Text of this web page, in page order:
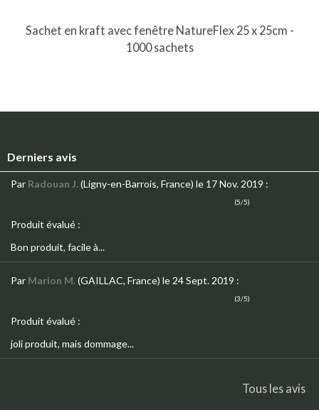
Sachet en kraft avec fenêtre NatureFlex 25 x 25cm -
1000 sachets
Derniers avis
Par Radouan J.(Ligny-en-Barrois, France) le 17 Nov. 2019 :
(5/5)
Produit évalué :
Bon produit, facile à...
Par Marion M.(GAILLAC, France) le 24 Sept. 2019 :
(3/5)
Produit évalué :
joli produit, mais dommage...
Tous les avis